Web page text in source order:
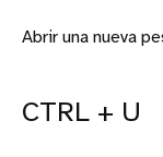
Abrir una nueva
CTRL + U